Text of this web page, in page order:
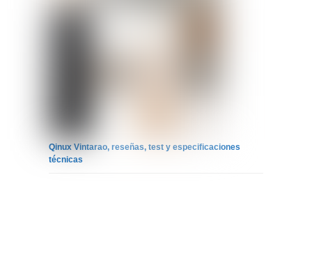
Qinux Vintarao, reseñas, test y especificaciones
técnicas